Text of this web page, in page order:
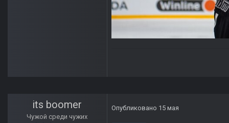
its boomer
Чужой среди чужих
Опубликовано 15 мая